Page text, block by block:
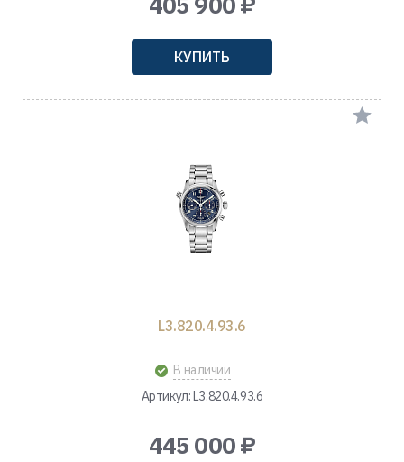
КУПИТЬ
L3.820.4.93.6
В наличии
Артикул: L3.820.4.93.6
445 000 ₽